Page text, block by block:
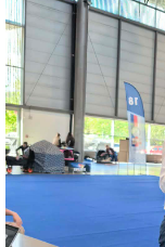
FOTOALBUM
KONTAKTY